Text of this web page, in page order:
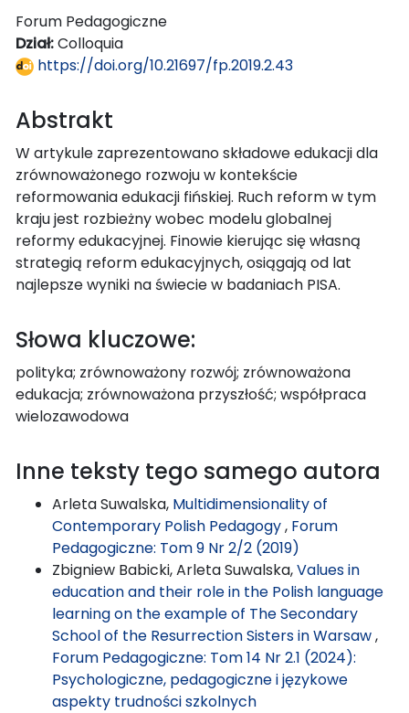
Forum Pedagogiczne
Dział:Colloquia
https://doi.org/10.21697/fp.2019.2.43
Abstrakt
W artykule zaprezentowano składowe edukacji dla
zrównoważonego rozwoju w kontekście
reformowania edukacji fińskiej. Ruch reform w tym
kraju jest rozbieżny wobec modelu globalnej
reformy edukacyjnej. Finowie kierując się własną
strategią reform edukacyjnych, osiągają od lat
najlepsze wyniki na świecie w badaniach PISA.
Słowa kluczowe:
polityka; zrównoważony rozwój; zrównoważona
edukacja; zrównoważona przyszłość; współpraca
wielozawodowa
Inne teksty tego samego autora
Arleta Suwalska, Multidimensionality of
Contemporary Polish Pedagogy, Forum
Pedagogiczne: Tom 9 Nr 2/2 (2019)
Zbigniew Babicki, Arleta Suwalska,Values in
education and their role in the Polish language
learning on the example of The Secondary
School of the Resurrection Sisters in Warsaw,
Forum Pedagogiczne: Tom 14 Nr 2.1 (2024):
Psychologiczne, pedagogiczne i językowe
aspekty trudności szkolnych